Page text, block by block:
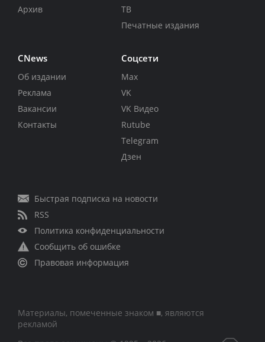
Архив
ТВ
Печатные издания
CNews
Об издании
Реклама
Вакансии
Контакты
Соцсети
Max
VK
VK Видео
Rutube
Telegram
Дзен
Быстрая подписка на новости
RSS
Политика конфиденциальности
Сообщить об ошибке
Правовая информация
Материалы, помеченные знаком ■, являются
рекламой